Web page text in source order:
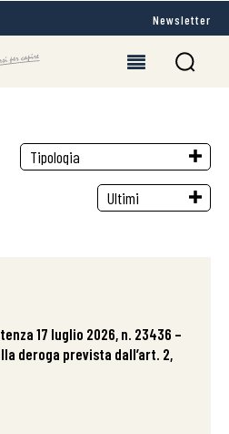
Newsletter
17 luglio 2026, n. 23436 –
deroga prevista dall’art. 2,